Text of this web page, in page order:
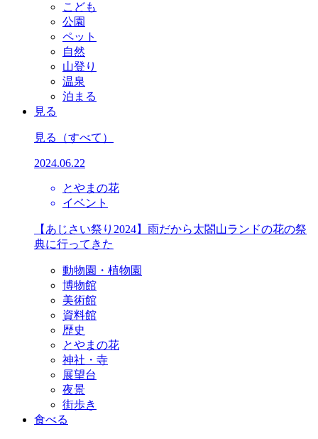
こども
公園
ペット
自然
山登り
温泉
泊まる
見る
見る （すべて）
2024.06.22
とやまの花
イベント
【あじさい祭り2024】雨だから太閤山ランドの花の祭
典に行ってきた
動物園・植物園
博物館
美術館
資料館
歴史
とやまの花
神社・寺
展望台
夜景
街歩き
食べる